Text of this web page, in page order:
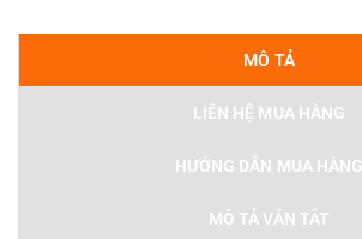
MÔ TẢ
LIÊN HỆ MUA HÀNG
HƯỚNG DẪN MUA HÀNG
MÔ TẢ VẮN TẮT